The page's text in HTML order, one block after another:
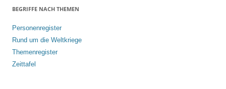
BEGRIFFE NACH THEMEN
Personenregister
Rund um die Weltkriege
Themenregister
Zeittafel